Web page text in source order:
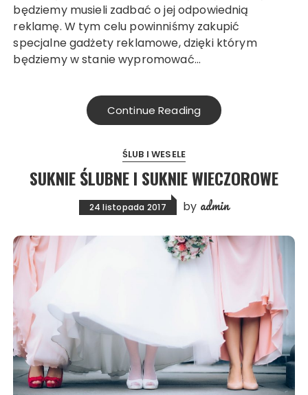
będziemy musieli zadbać o jej odpowiednią
reklamę. W tym celu powinniśmy zakupić
specjalne gadżety reklamowe, dzięki którym
będziemy w stanie wypromować…
Continue Reading
ŚLUB I WESELE
SUKNIE ŚLUBNE I SUKNIE WIECZOROWE
24 listopada 2017 by admin